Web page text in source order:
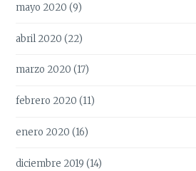
mayo 2020 (9)
abril 2020 (22)
marzo 2020 (17)
febrero 2020 (11)
enero 2020 (16)
diciembre 2019 (14)